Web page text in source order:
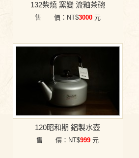
132柴燒 窯變 流釉茶碗
售 價：NT$3000 元
120昭和期 鋁製水壺
售 價：NT$999 元